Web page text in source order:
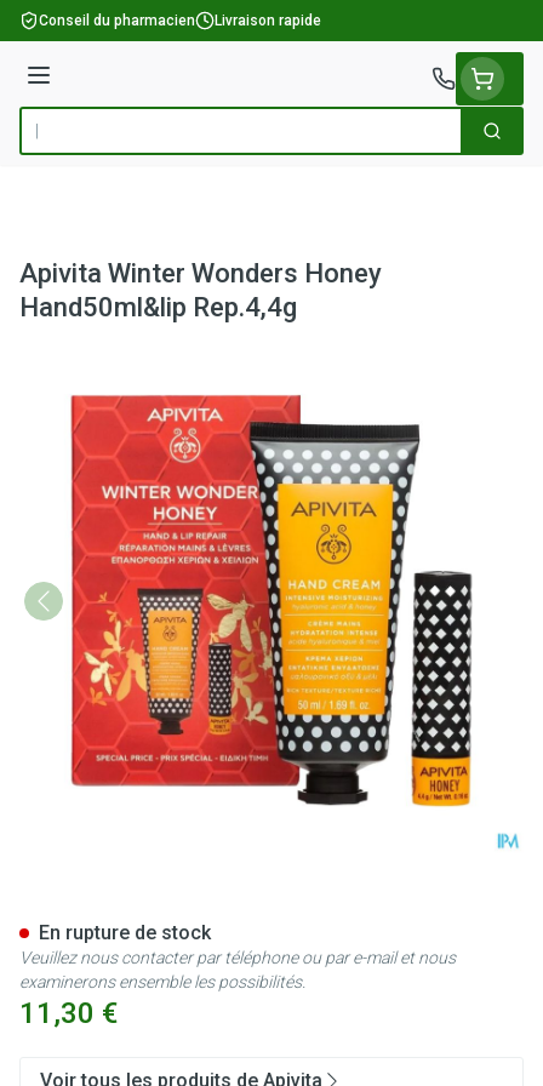
Aller au contenu
Conseil du pharmacien Livraison rapide
Menu
Rechercher
Apivita Winter Wonders Honey
Hand50ml&lip Rep.4,4g
11,30 €
En rupture de stock
Veuillez nous contacter par téléphone ou par e-mail et nous
examinerons ensemble les possibilités.
Voir tous les produits de Apivita